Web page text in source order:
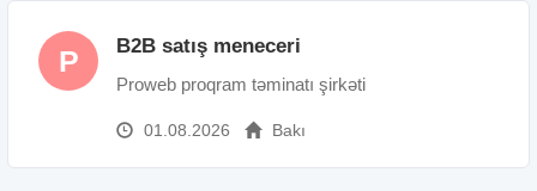
P B2B satış meneceri
Proweb proqram təminatı şirkəti
01.08.2026 Bakı